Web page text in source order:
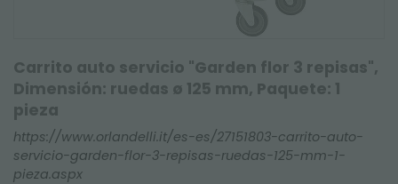
Carrito auto servicio "Garden flor 3 repisas",
Dimensión: ruedas ø 125 mm, Paquete: 1
pieza
https://www.orlandelli.it/es-es/27151803-carrito-auto-
servicio-garden-flor-3-repisas-ruedas-125-mm-1-
pieza.aspx